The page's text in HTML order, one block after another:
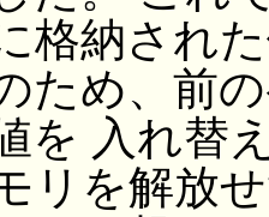
格納され
ため、前
を 入れ替
リを解放